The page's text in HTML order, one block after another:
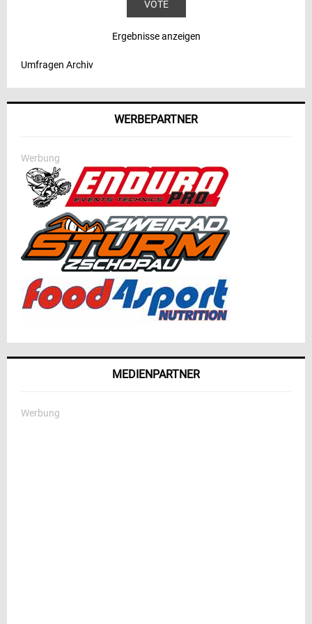
Ergebnisse anzeigen
Umfragen Archiv
WERBEPARTNER
Werbung
MEDIENPARTNER
Werbung